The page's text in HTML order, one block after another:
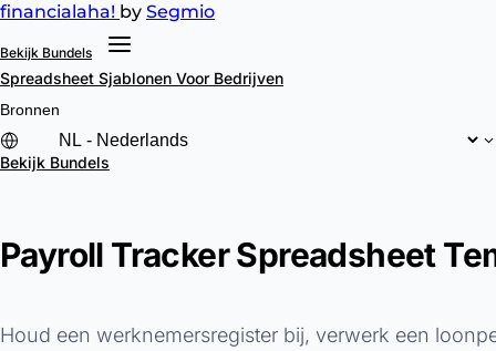
financialaha! by Segmio
Bekijk Bundels
Spreadsheet Sjablonen Voor Bedrijven
Bronnen
Bekijk Bundels
Payroll Tracker Spreadsheet
Houd een werknemersregister bij, verwerk een